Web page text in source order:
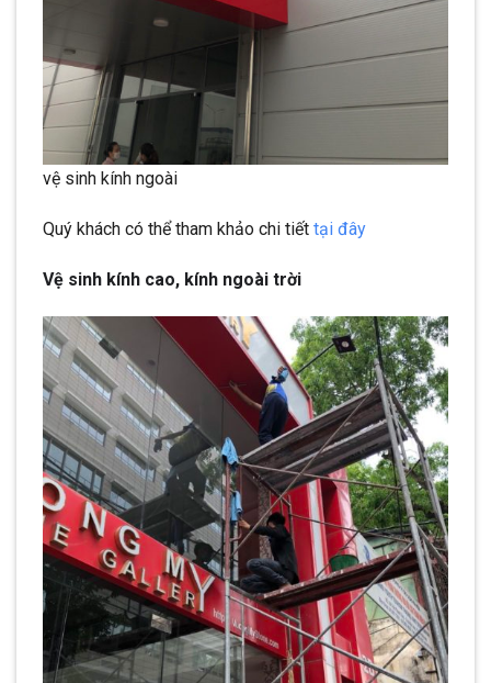
vệ sinh kính ngoài
Quý khách có thể tham khảo chi tiết tại đây
Vệ sinh kính cao, kính ngoài trời